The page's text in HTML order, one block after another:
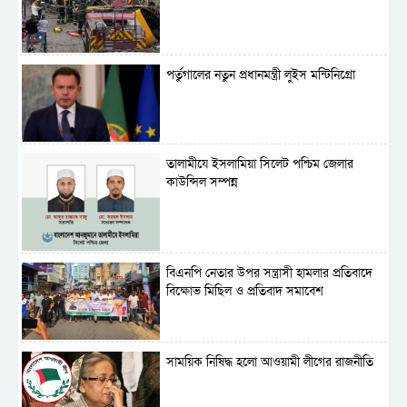
পর্তুগালের নতুন প্রধানমন্ত্রী লুইস মন্টিনিগ্রো
‎তালামীযে ইসলামিয়া সিলেট পশ্চিম জেলার
কাউন্সিল সম্পন্ন
বিএনপি নেতার উপর সন্ত্রাসী হামলার প্রতিবাদে
বিক্ষোভ মিছিল ও প্রতিবাদ সমাবেশ
সাময়িক নিষিদ্ধ হলো আওয়ামী লীগের রাজনীতি